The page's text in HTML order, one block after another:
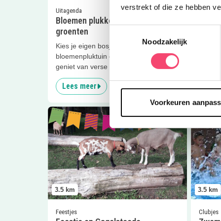
verstrekt of die ze hebben
Noodzakelijk
Voorkeuren
Uitagenda
Bloemen plukken en verse
groenten
Kies je eigen bosje in de
bloemenpluktuin op de stadstuin en
geniet van verse groenten van de
kraam.
Lees meer
Deze
het
3.5 km
Feestjes
Lees meer Feestje op Gagelsteede
3.5 km
Clubjes